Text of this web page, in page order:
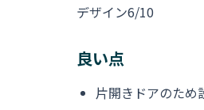
デザイン6/10
良い点
片開きドアのため